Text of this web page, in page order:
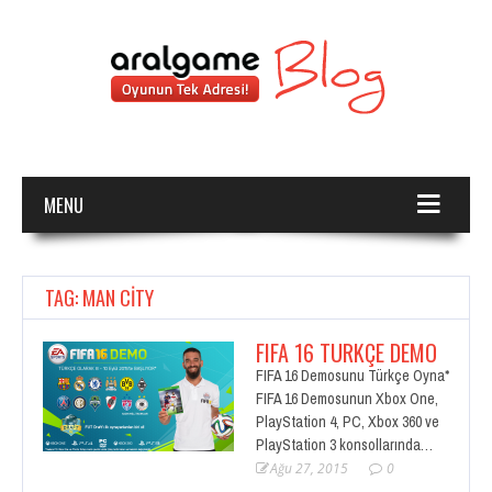
MENU
TAG: MAN CITY
FIFA 16 TÜRKÇE DEMO
FIFA 16 Demosunu Türkçe Oyna*
FIFA 16 Demosunun Xbox One,
PlayStation 4, PC, Xbox 360 ve
PlayStation 3 konsollarında…
Ağu 27, 2015 0